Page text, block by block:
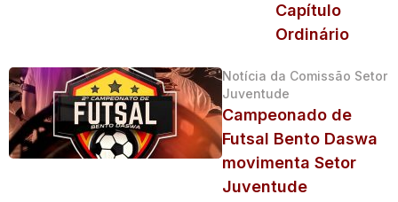
Capítulo
Ordinário
Notícia da Comissão Setor
Juventude
Campeonado de
Futsal Bento Daswa
movimenta Setor
Juventude